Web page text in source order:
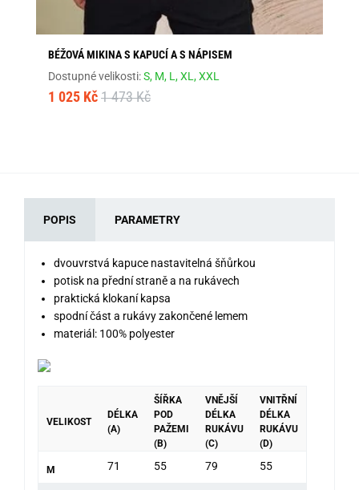
BÉŽOVÁ MIKINA S KAPUCÍ A S NÁPISEM
Dostupné velikosti:S, M, L,XL,XXL
1 025 Kč 1 473 Kč
POPIS PARAMETRY
dvouvrstvá kapuce nastavitelná šňůrkou
potisk na přední straně a na rukávech
praktická klokaní kapsa
spodní část a rukávy zakončené lemem
materiál: 100% polyester
VELIKOST
DÉLKA
(A)
ŠÍŘKA
POD
PAŽEMI
(B)
VNĚJŠÍ
DÉLKA
RUKÁVU
(C)
VNITŘNÍ
DÉLKA
RUKÁVU
(D)
M 71 55 79 55